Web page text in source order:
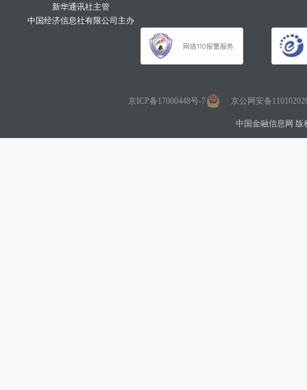
新华通讯社主管
中国经济信息社有限公司主办
京ICP备17000448号-7 京公网安备
中国金融信息网 版